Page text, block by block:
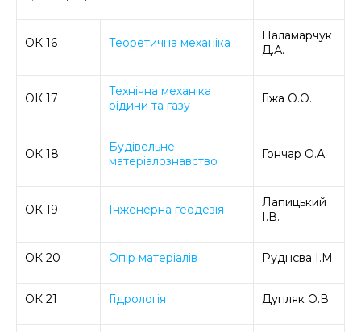
ОК 16 Теоретична механіка
Паламарчук
Д.А.
ОК 17
Технічна механіка
рідини та газу
Гіжа О.О.
ОК 18
Будівельне
матеріалознавство
Гончар О.А.
ОК 19 Інженерна геодезія
Лапицький
І.В.
ОК 20 Опір матеріалів Руднєва І.М.
ОК 21 Гідрологія Дупляк О.В.